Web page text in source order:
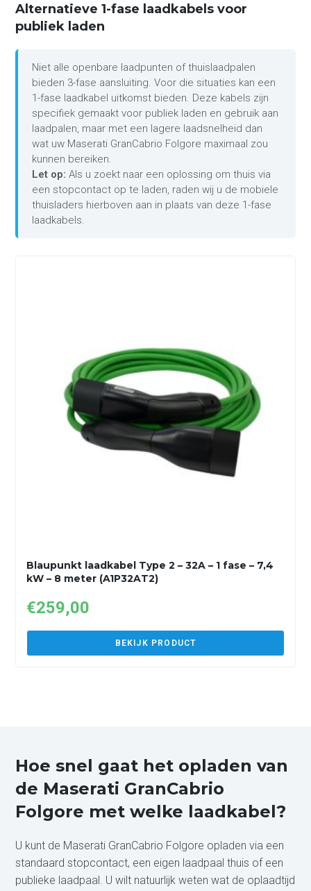
Alternatieve 1-fase laadkabels voor
publiek laden
Niet alle openbare laadpunten of thuislaadpalen
bieden 3-fase aansluiting. Voor die situaties kan een
1-fase laadkabel uitkomst bieden. Deze kabels zijn
specifiek gemaakt voor publiek laden en gebruik aan
laadpalen, maar met een lagere laadsnelheid dan
wat uw Maserati GranCabrio Folgore maximaal zou
kunnen bereiken.
Let op: Als u zoekt naar een oplossing om thuis via
een stopcontact op te laden, raden wij u de mobiele
thuisladers hierboven aan in plaats van deze 1-fase
laadkabels.
Blaupunkt laadkabel Type 2 – 32A – 1 fase – 7,4
kW – 8 meter (A1P32AT2)
€259,00
BEKIJK PRODUCT
Hoe snel gaat het opladen van
de Maserati GranCabrio
Folgore met welke laadkabel?
U kunt de Maserati GranCabrio Folgore opladen via een
standaard stopcontact, een eigen laadpaal thuis of een
publieke laadpaal. U wilt natuurlijk weten wat de oplaadtijd